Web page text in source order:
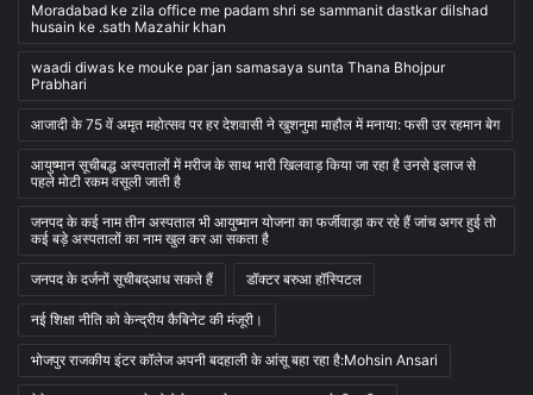
Moradabad ke zila office me padam shri se sammanit dastkar dilshad
husain ke .sath Mazahir khan
waadi diwas ke mouke par jan samasaya sunta Thana Bhojpur
Prabhari
आजादी के 75 वें अमृत महोत्सव पर हर देशवासी ने खुशनुमा माहौल में मनाया: फसी उर रहमान बेग
आयुष्मान सूचीबद्ध अस्पतालों में मरीज के साथ भारी खिलवाड़ किया जा रहा है उनसे इलाज से
पहले मोटी रकम वसूली जाती है
जनपद के कई नाम तीन अस्पताल भी आयुष्मान योजना का फर्जीवाड़ा कर रहे हैं जांच अगर हुई तो
कई बड़े अस्पतालों का नाम खुल कर आ सकता है
जनपद के दर्जनों सूचीबद्आध सकते हैं डॉक्टर बरुआ हॉस्पिटल
नई शिक्षा नीति को केन्द्रीय कैबिनेट की मंजूरी।
भोजपुर राजकीय इंटर कॉलेज अपनी बदहाली के आंसू बहा रहा है:Mohsin Ansari